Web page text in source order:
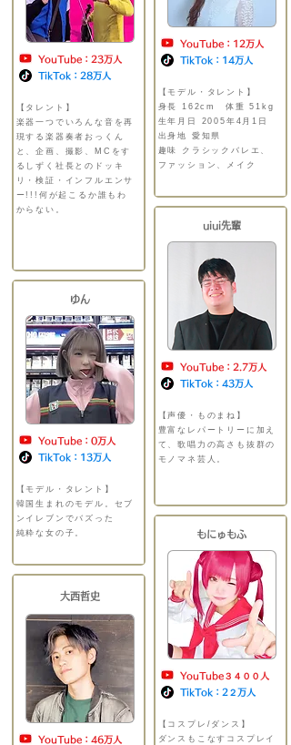
YouTube：23万人
TikTok：28万人
​
【タレント】
楽器一つでいろんな音を再
現する楽器奏者おっくん
と、企画、撮影、MCをす
るしずく社長とのドッキ
リ・検証・インフルエンサ
ー!!!何が起こるか誰もわ
からない。
ゆん
YouTube：0万人
TikTok：13万人
​
【モデル・タレント】
韓国生まれのモデル。セブ
ンイレブンでバズった
​純粋な女の子。
​大西哲史
YouTube：46万人
YouTube：12万人
TikTok：14万人
​
【モデル・タレント】
身長 162cm 体重 51kg
生年月日 2005年4月1日
出身地 愛知県
趣味 クラシックバレエ、
ファッション、メイク
uiui先輩
YouTube：2.7万人
TikTok：43万人
​
【声優・ものまね】
豊富なレパートリーに加え
て、歌唱力の高さも抜群の
モノマネ芸人。
もにゅもふ
YouTube３４００人
TikTok：2２万人
【コスプレ/ダンス】
​ダンスもこなすコスプレイ